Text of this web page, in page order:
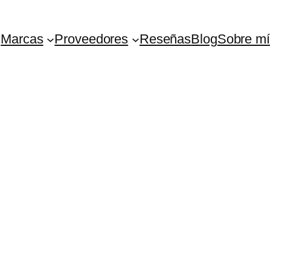
Marcas Proveedores ReseñasBlogSobre mí